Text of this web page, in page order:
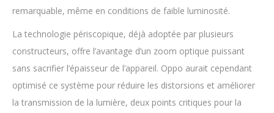
remarquable, même en conditions de faible luminosité.
La technologie périscopique, déjà adoptée par plusieurs
constructeurs, offre l’avantage d’un zoom optique puissant
sans sacrifier l’épaisseur de l’appareil. Oppo aurait cependant
optimisé ce système pour réduire les distorsions et améliorer
la transmission de la lumière, deux points critiques pour la